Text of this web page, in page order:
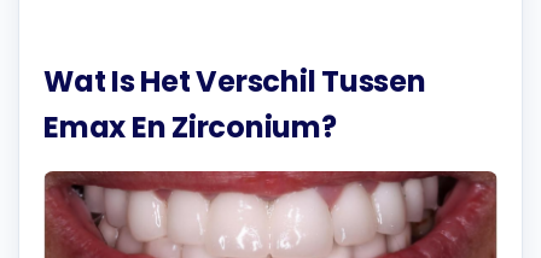
Wat Is Het Verschil Tussen
Emax En Zirconium?